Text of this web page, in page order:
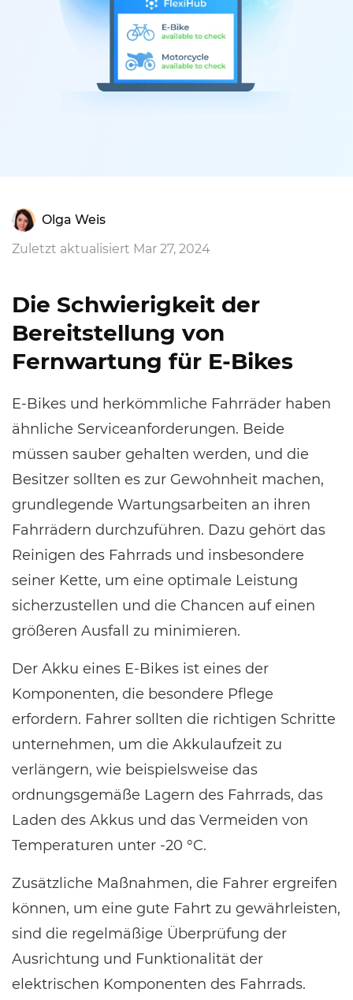
Olga Weis
Zuletzt aktualisiert Mar 27, 2024
Die Schwierigkeit der
Bereitstellung von
Fernwartung für E-Bikes
E-Bikes und herkömmliche Fahrräder haben
ähnliche Serviceanforderungen. Beide
müssen sauber gehalten werden, und die
Besitzer sollten es zur Gewohnheit machen,
grundlegende Wartungsarbeiten an ihren
Fahrrädern durchzuführen. Dazu gehört das
Reinigen des Fahrrads und insbesondere
seiner Kette, um eine optimale Leistung
sicherzustellen und die Chancen auf einen
größeren Ausfall zu minimieren.
Der Akku eines E-Bikes ist eines der
Komponenten, die besondere Pflege
erfordern. Fahrer sollten die richtigen Schritte
unternehmen, um die Akkulaufzeit zu
verlängern, wie beispielsweise das
ordnungsgemäße Lagern des Fahrrads, das
Laden des Akkus und das Vermeiden von
Temperaturen unter -20 °C.
Zusätzliche Maßnahmen, die Fahrer ergreifen
können, um eine gute Fahrt zu gewährleisten,
sind die regelmäßige Überprüfung der
Ausrichtung und Funktionalität der
elektrischen Komponenten des Fahrrads.